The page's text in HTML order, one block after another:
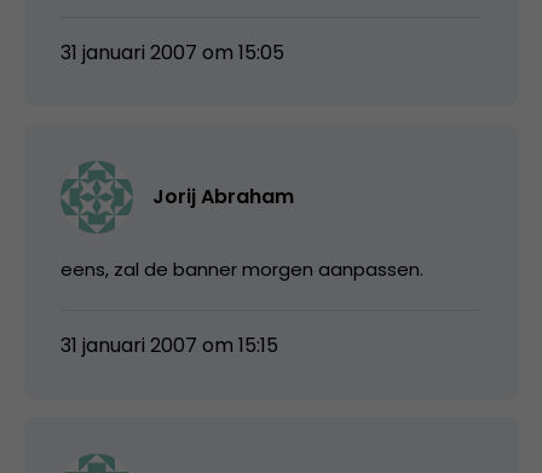
31 januari 2007 om 15:05
Jorij Abraham
eens, zal de banner morgen aanpassen.
31 januari 2007 om 15:15